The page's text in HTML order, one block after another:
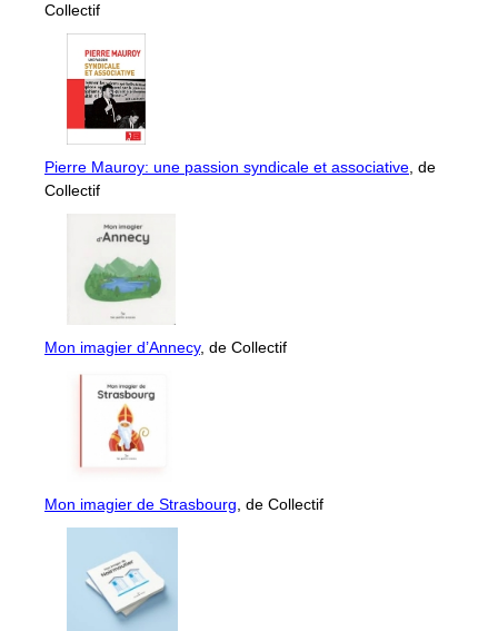
Collectif
Pierre Mauroy: une passion syndicale et associative, de
Collectif
Mon imagier d’Annecy, de Collectif
Mon imagier de Strasbourg, de Collectif